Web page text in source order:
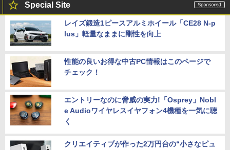
Special Site
レイズ鍛造1ピースアルミホイール「CE28 N-p
lus」軽量なままに剛性を向上
性能の良いお得な中古PC情報はこのページで
チェック！
エントリーなのに脅威の実力!「Osprey」Nobl
e Audioワイヤレスイヤフォン4機種を一気に聴
く
クリエイティブが作った2万円台の“小さなピュ